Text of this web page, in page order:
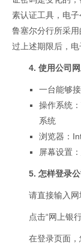
素认证工具，电
鲁塞尔分行所采
过上述期限后，电
4. 使用公司
一台能够
操作系统
系统
浏览器：
屏幕设置
5. 怎样登录
请直接输入网
点击“网上银
在登录页面